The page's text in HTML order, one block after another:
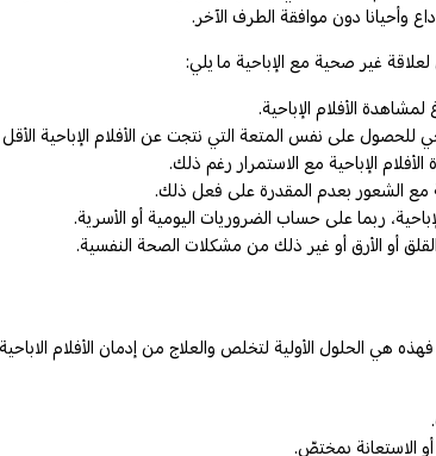
وأحيانا دون موافقة الطرف الآخر.
غير صحية مع الإباحية ما يلي:
الأفلام الإباحية.
للحصول على نفس المتعة التي نتجت عن الأفلام الإباحية الأقل
الإباحية مع الاستمرار رغم ذلك.
مع الشعور بعدم المقدرة على فعل ذلك.
ربما على حساب الضروريات اليومية أو الأسرية.
القلق أو الأرق أو غير ذلك من مشكلات الصحة النفسية.
هي الحلول الأولية لتخلص والعلاج من إدمان الأفلام
أو الاستعانة بمختصّ.